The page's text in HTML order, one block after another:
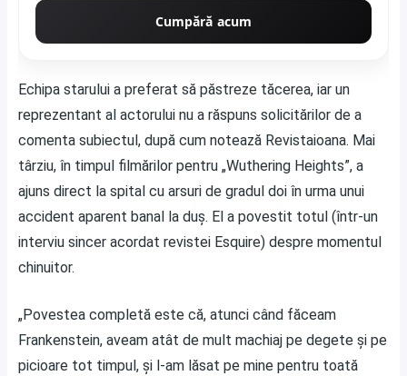
Cumpără acum
Echipa starului a preferat să păstreze tăcerea, iar un
reprezentant al actorului nu a răspuns solicitărilor de a
comenta subiectul, după cum notează Revistaioana. Mai
târziu, în timpul filmărilor pentru „Wuthering Heights”, a
ajuns direct la spital cu arsuri de gradul doi în urma unui
accident aparent banal la duș. El a povestit totul (într-un
interviu sincer acordat revistei Esquire) despre momentul
chinuitor.
„Povestea completă este că, atunci când făceam
Frankenstein, aveam atât de mult machiaj pe degete și pe
picioare tot timpul, și l-am lăsat pe mine pentru toată